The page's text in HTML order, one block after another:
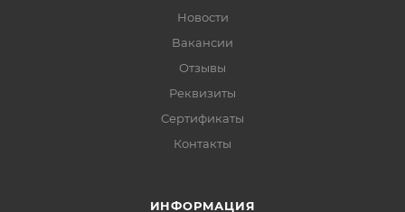
Новости
Вакансии
Отзывы
Реквизиты
Сертификаты
Контакты
ИНФОРМАЦИЯ